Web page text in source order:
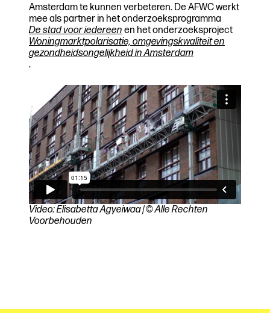
Amsterdam te kunnen verbeteren. De AFWC werkt
mee als partner in het onderzoeksprogramma
De stad voor iedereen en het onderzoeksproject
Woningmarktpolarisatie, omgevingskwaliteit en
gezondheidsongelijkheid in Amsterdam
.
Video: Elisabetta Agyeiwaa | © Alle Rechten
Voorbehouden